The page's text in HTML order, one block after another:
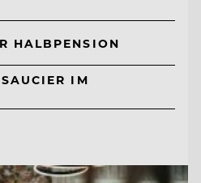
HALBPENSION